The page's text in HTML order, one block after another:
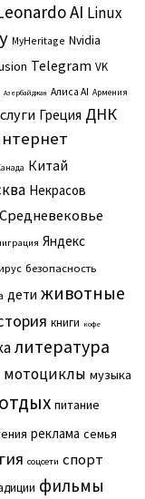
AI Linux
MyHeritage Nvidia
Telegram VK
Азербайджан Алиса AI Армения
Греция ДНК
Китай
Некрасов
Средневековье
Яндекс
безопасность
дети животные
книги кофе
литература
мотоциклы музыка
отдых питание
реклама семья
соцсети спорт
фильмы